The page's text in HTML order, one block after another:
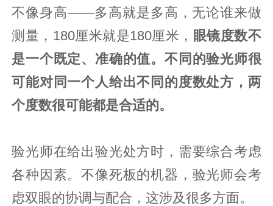
不像身高——多高就是多高，无论谁来做
测量，180厘米就是180厘米， 眼镜度数不
是一个既定、准确的值。不同的验光师很
可能对同一个人给出不同的度数处方，两
个度数很可能都是合适的。
验光师在给出验光处方时，需要综合考虑
各种因素。不像死板的机器，验光师会考
虑双眼的协调与配合，这涉及很多方面。